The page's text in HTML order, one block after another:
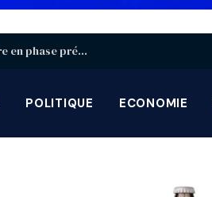
Identification biométrique : la région Centrale entre en phase préparatoire avant la grande campagne d’août-septembre
POLITIQUE ECONOMIE